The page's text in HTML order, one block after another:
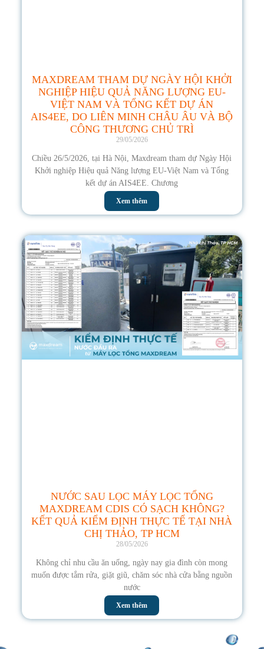
MAXDREAM THAM DỰ NGÀY HỘI KHỞI
NGHIỆP HIỆU QUẢ NĂNG LƯỢNG EU-
VIỆT NAM VÀ TỔNG KẾT DỰ ÁN
AIS4EE, DO LIÊN MINH CHÂU ÂU VÀ BỘ
CÔNG THƯƠNG CHỦ TRÌ
29/05/2026
Chiều 26/5/2026, tại Hà Nội, Maxdream tham dự Ngày Hội
Khởi nghiệp Hiệu quả Năng lượng EU-Việt Nam và Tổng
kết dự án AIS4EE. Chương
Xem thêm
NƯỚC SAU LỌC MÁY LỌC TỔNG
MAXDREAM CDIS CÓ SẠCH KHÔNG?
KẾT QUẢ KIỂM ĐỊNH THỰC TẾ TẠI NHÀ
CHỊ THẢO, TP HCM
28/05/2026
Không chỉ nhu cầu ăn uống, ngày nay gia đình còn mong
muốn được tắm rửa, giặt giũ, chăm sóc nhà cửa bằng nguồn
nước
Xem thêm